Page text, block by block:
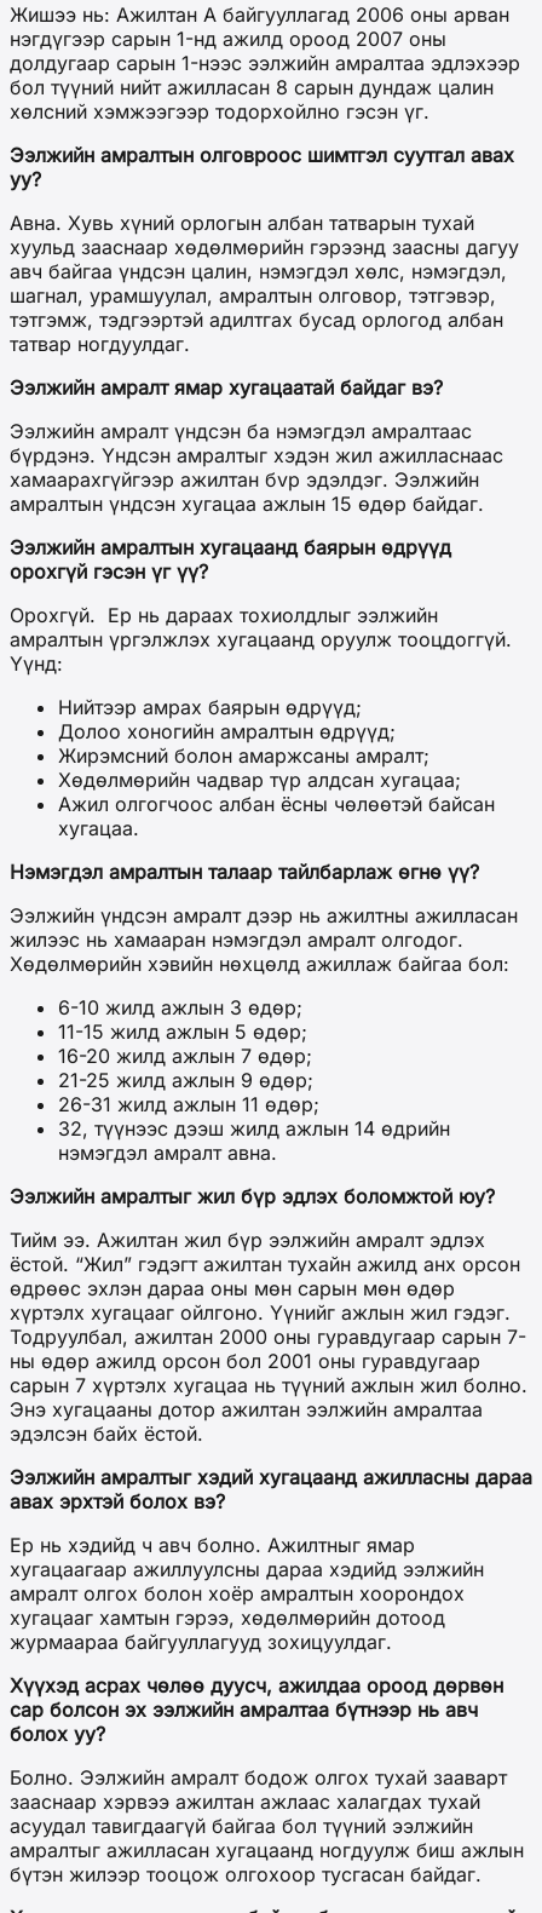
Жишээ нь: Ажилтан А байгууллагад 2006 оны арван
нэгдүгээр сарын 1-нд ажилд ороод 2007 оны
долдугаар сарын 1-нээс ээлжийн амралтаа эдлэхээр
бол түүний нийт ажилласан 8 сарын дундаж цалин
хөлсний хэмжээгээр тодорхойлно гэсэн үг.
Ээлжийн амралтын олговроос шимтгэл суутгал авах
уу?
Авна. Хувь хүний орлогын албан татварын тухай
хуульд зааснаар хөдөлмөрийн гэрээнд заасны дагуу
авч байгаа үндсэн цалин, нэмэгдэл хөлс, нэмэгдэл,
шагнал, урамшуулал, амралтын олговор, тэтгэвэр,
тэтгэмж, тэдгээртэй адилтгах бусад орлогод албан
татвар ногдуулдаг.
Ээлжийн амралт ямар хугацаатай байдаг вэ?
Ээлжийн амралт үндсэн ба нэмэгдэл амралтаас
бүрдэнэ. Үндсэн амралтыг хэдэн жил ажилласнаас
хамаарахгүйгээр ажилтан бvр эдэлдэг. Ээлжийн
амралтын үндсэн хугацаа ажлын 15 өдөр байдаг.
Ээлжийн амралтын хугацаанд баярын өдрүүд
орохгүй гэсэн үг үү?
Орохгүй. Ер нь дараах тохиолдлыг ээлжийн
амралтын үргэлжлэх хугацаанд оруулж тооцдоггүй.
Үүнд:
Нийтээр амрах баярын өдрүүд;
Долоо хоногийн амралтын өдрүүд;
Жирэмсний болон амаржсаны амралт;
Хөдөлмөрийн чадвар түр алдсан хугацаа;
Ажил олгогчоос албан ёсны чөлөөтэй байсан
хугацаа.​​
Нэмэгдэл амралтын талаар тайлбарлаж өгнө үү?
Ээлжийн үндсэн амралт дээр нь ажилтны ажилласан
жилээс нь хамааран нэмэгдэл амралт олгодог.
Хөдөлмөрийн хэвийн нөхцөлд ажиллаж байгаа бол:
6-10 жилд ажлын 3 өдөр;
11-15 жилд ажлын 5 өдөр;
16-20 жилд ажлын 7 өдөр;
21-25 жилд ажлын 9 өдөр;
26-31 жилд ажлын 11 өдөр;
32, түүнээс дээш жилд ажлын 14 өдрийн
нэмэгдэл амралт авна.
Ээлжийн амралтыг жил бүр эдлэх боломжтой юу?
Тийм ээ. Ажилтан жил бүр ээлжийн амралт эдлэх
ёстой. “Жил” гэдэгт ажилтан тухайн ажилд анх орсон
өдрөөс эхлэн дараа оны мөн сарын мөн өдөр
хүртэлх хугацааг ойлгоно. Үүнийг ажлын жил гэдэг.
Тодруулбал, ажилтан 2000 оны гуравдугаар сарын 7-
ны өдөр ажилд орсон бол 2001 оны гуравдугаар
сарын 7 хүртэлх хугацаа нь түүний ажлын жил болно.
Энэ хугацааны дотор ажилтан ээлжийн амралтаа
эдэлсэн байх ёстой.
Ээлжийн амралтыг хэдий хугацаанд ажилласны дараа
авах эрхтэй болох вэ?
Ер нь хэдийд ч авч болно. Ажилтныг ямар
хугацаагаар ажиллуулсны дараа хэдийд ээлжийн
амралт олгох болон хоёр амралтын хоорондох
хугацааг хамтын гэрээ, хөдөлмөрийн дотоод
журмаараа байгууллагууд зохицуулдаг.
Хүүхэд асрах чөлөө дуусч, ажилдаа ороод дөрвөн
сар болсон эх ээлжийн амралтаа бүтнээр нь авч
болох уу?
Болно. Ээлжийн амралт бодож олгох тухай зааварт
зааснаар хэрвээ ажилтан ажлаас халагдах тухай
асуудал тавигдаагүй байгаа бол түүний ээлжийн
амралтыг ажилласан хугацаанд ногдуулж биш ажлын
бүтэн жилээр тооцож олгохоор тусгасан байдаг.